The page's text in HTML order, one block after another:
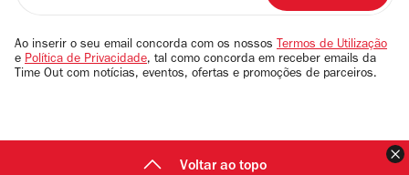
email
Ao inserir o seu email concorda com os nossos Termos de Utilização
e Política de Privacidade, tal como concorda em receber emails da
Time Out com notícias, eventos, ofertas e promoções de parceiros.
Voltar ao topo